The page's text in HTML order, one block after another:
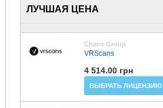
ЛУЧШАЯ ЦЕНА
Chaos Group
VRScans
4 514.00 грн
ВЫБРАТЬ ЛИЦЕНЗИЮ